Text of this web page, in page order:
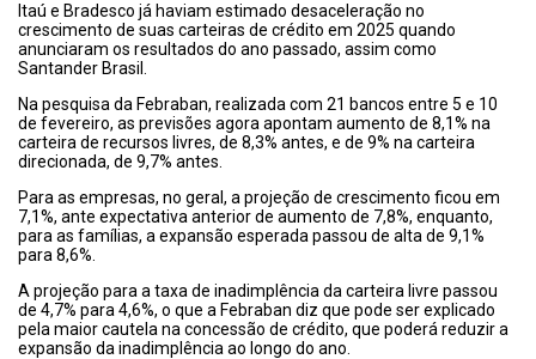
Itaú e Bradesco já haviam estimado desaceleração no
crescimento de suas carteiras de crédito em 2025 quando
anunciaram os resultados do ano passado, assim como
Santander Brasil.
Na pesquisa da Febraban, realizada com 21 bancos entre 5 e 10
de fevereiro, as previsões agora apontam aumento de 8,1% na
carteira de recursos livres, de 8,3% antes, e de 9% na carteira
direcionada, de 9,7% antes.
Para as empresas, no geral, a projeção de crescimento ficou em
7,1%, ante expectativa anterior de aumento de 7,8%, enquanto,
para as famílias, a expansão esperada passou de alta de 9,1%
para 8,6%.
A projeção para a taxa de inadimplência da carteira livre passou
de 4,7% para 4,6%, o que a Febraban diz que pode ser explicado
pela maior cautela na concessão de crédito, que poderá reduzir a
expansão da inadimplência ao longo do ano.